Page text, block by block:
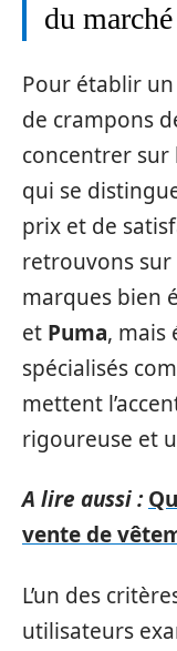
du
Pour établir
de crampons
concentrer
qui se
prix et de
retrouvons sur
marques bien
et Puma, mais
spécialisés
mettent
rigoureuse et
A lire aussi :
vente de
L’un des
utilisateurs